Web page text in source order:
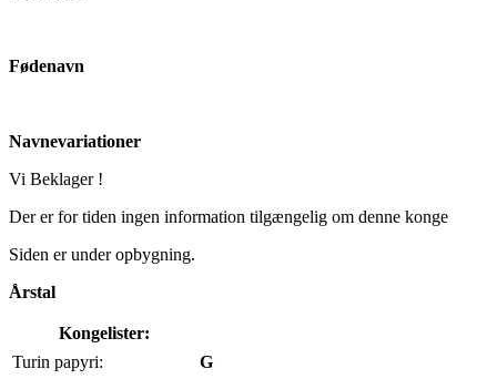
Fødenavn
Navnevariationer
Vi Beklager !
Der er for tiden ingen information tilgængelig om denne konge
Siden er under opbygning.
Årstal
Kongelister:
Turin papyri:
G